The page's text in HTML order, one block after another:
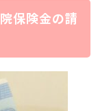
保険金の請